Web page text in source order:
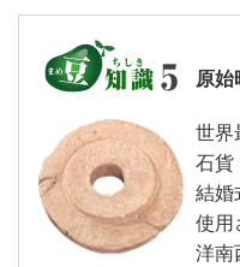
原始
世界
石貨
結婚
使用
洋南